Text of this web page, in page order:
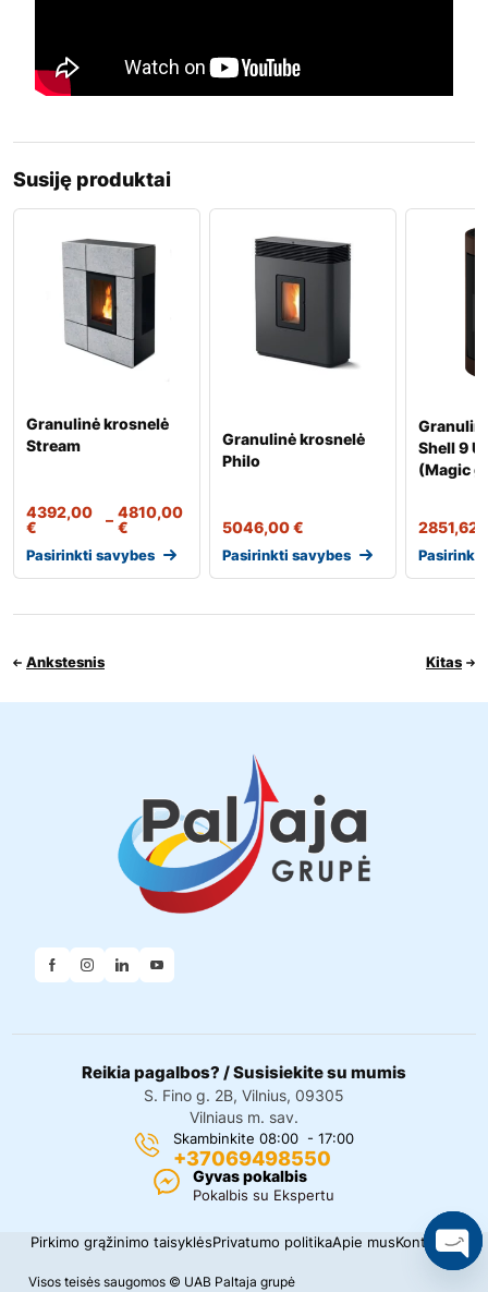
Susiję produktai
Granulinė krosnelė
Stream
4392,00
€
– 4810,00
€
Pasirinkti savybes
Granulinė krosnelė
Philo
5046,00€
Pasirinkti savybes
Shell 9
(Magic
2851,62
Pasirinkti
Ankstesnis Kitas
Reikia pagalbos? / Susisiekite su mumis
S. Fino g. 2B, Vilnius, 09305
Vilniaus m. sav.
Skambinkite 08:00 - 17:00
+37069498550
Gyvas pokalbis
Pokalbis su Ekspertu
Visos teisės saugomos © UAB Paltaja grupė
Pirkimo grąžinimo taisyklėsPrivatumo politikaApie musKontaktai